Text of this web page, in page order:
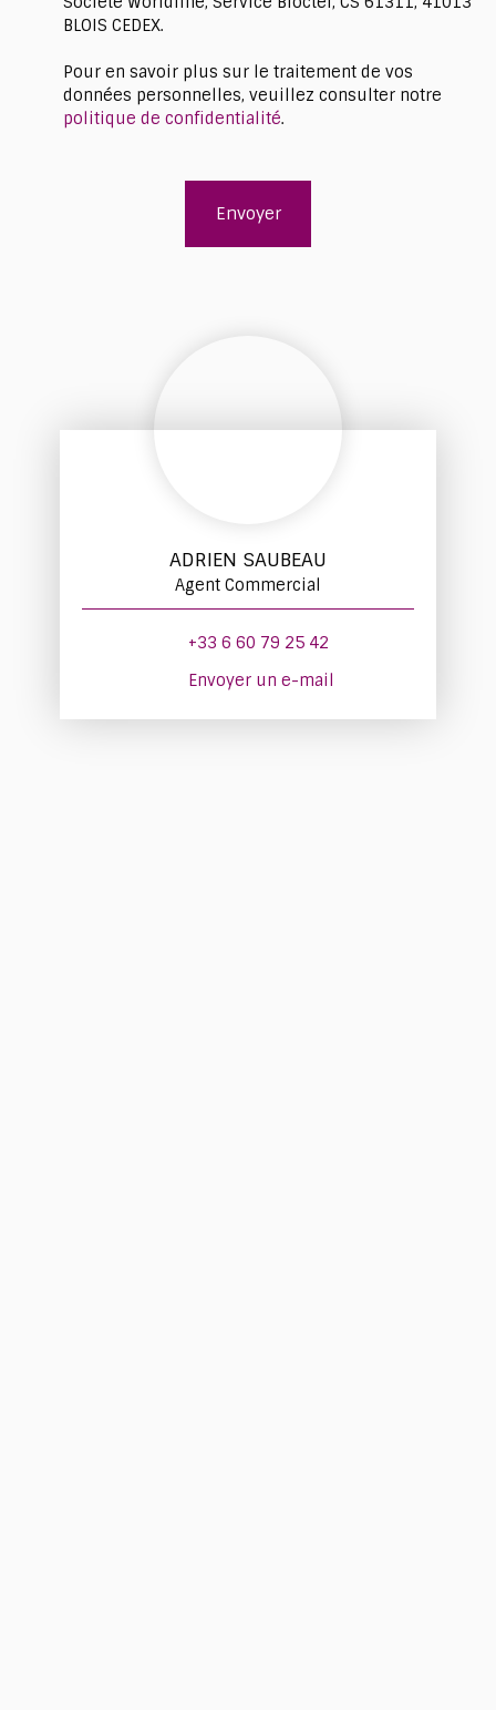
BLOIS CEDEX.
Pour en savoir plus sur le traitement de vos
données personnelles, veuillez consulter notre
politique de confidentialité.
Envoyer
ADRIEN SAUBEAU
Agent Commercial
+33 6 60 79 25 42
Envoyer un e-mail